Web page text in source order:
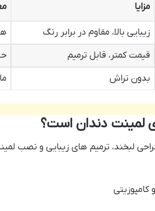
مزایا
زیبایی بالا، مقاوم در برابر رنگ
قیمت کمتر، قابل ترمیم
بدون تراش
لمینت دندان است؟
لبخند، ترمیم های زیبایی و نصب
کامپوزیتی